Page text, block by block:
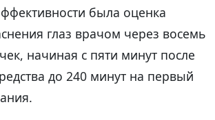
была оценка
глаз врачом через восемь
начиная с пяти минут после
до 240 минут на первый